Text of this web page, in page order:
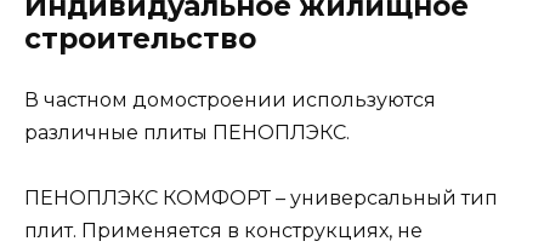
строительство
В частном домостроении используются
различные плиты ПЕНОПЛЭКС.
ПЕНОПЛЭКС КОМФОРТ – универсальный тип
плит. Применяется в конструкциях, не